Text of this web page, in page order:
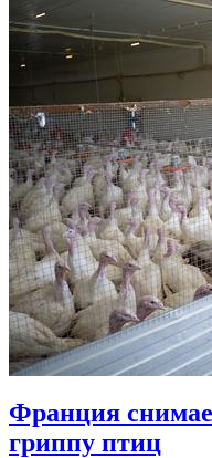
Франция
гриппу птиц